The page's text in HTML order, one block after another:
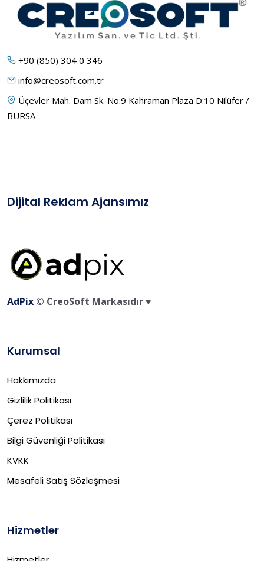
+90 (850) 304 0 346
info@creosoft.com.tr
Üçevler Mah. Dam Sk. No:9 Kahraman Plaza D:10 Nilüfer /
BURSA
Dijital Reklam Ajansımız
AdPix © CreoSoft Markasıdır ♥️
Kurumsal
Hakkımızda
Gizlilik Politikası
Çerez Politikası
Bilgi Güvenliği Politikası
KVKK
Mesafeli Satış Sözleşmesi
Hizmetler